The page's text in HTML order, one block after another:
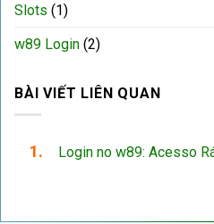
Slots (1)
w89 Login (2)
BÀI VIẾT LIÊN QUAN
Login no w89: Acesso